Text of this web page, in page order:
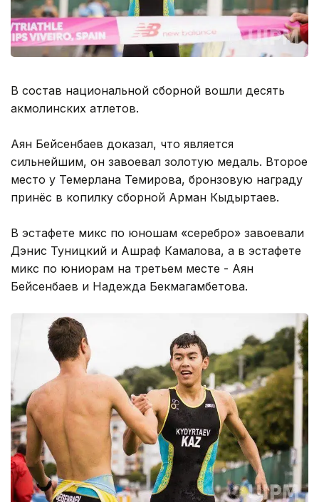
В состав национальной сборной вошли десять
акмолинских атлетов.
Аян Бейсенбаев доказал, что является
сильнейшим, он завоевал золотую медаль. Второе
место у Темерлана Темирова, бронзовую награду
принёс в копилку сборной Арман Кыдыртаев.
В эстафете микс по юношам «серебро» завоевали
Дэнис Туницкий и Ашраф Камалова, а в эстафете
микс по юниорам на третьем месте - Аян
Бейсенбаев и Надежда Бекмагамбетова.